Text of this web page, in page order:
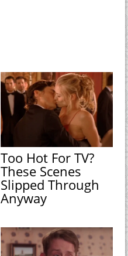
Too Hot For TV?
These Scenes
Slipped Through
Anyway